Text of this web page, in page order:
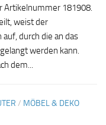
Artikelnummer 181908.
weist der
durch die an das
werden kann.
dem...
/ MÖBEL & DEKO